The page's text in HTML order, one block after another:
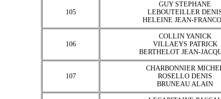
105
GUY STEPHANE
LEBOUTEILLER
HELEINE JEAN-
106
COLLIN YANICK
VILLAEYS PATRICK
BERTHELOT JEAN-
107
CHARBONNIER
ROSELLO DENIS
BRUNEAU ALAIN